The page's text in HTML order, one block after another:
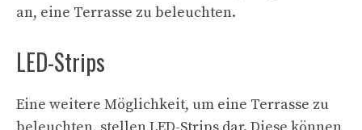
an, eine Terrasse zu beleuchten.
LED-Strips
Eine weitere Möglichkeit, um eine Terrasse zu